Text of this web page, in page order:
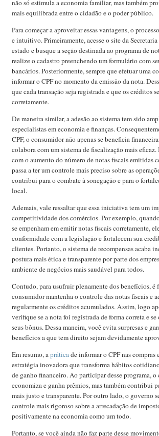
não só estimula a economia familiar, mas também
mais equilibrada entre o cidadão e o poder público.
Para começar a aproveitar essas vantagens, o
e intuitivo. Primeiramente, acesse o site da Secretaria
estado e busque a seção destinada ao programa de
realize o cadastro preenchendo um formulário com
bancários. Posteriormente, sempre que efetuar uma
informar o CPF no momento da emissão da nota.
que cada transação seja registrada e que os créditos
corretamente.
De maneira similar, a adesão ao sistema tem sido
especialistas em economia e finanças.
CPF, o consumidor não apenas se beneficia
colabora com um sistema de fiscalização mais eficaz.
com o aumento do número de notas fiscais emitidas
passa a ter um controle mais preciso sobre as
contribui para o combate à sonegação e para o
local.
Ademais, vale ressaltar que essa iniciativa tem um
competitividade dos comércios. Por exemplo,
se empenham em emitir notas fiscais corretamente,
conformidade com a legislação e fortalecem sua
clientes. Portanto, o sistema de recompensas acaba
postura mais ética e transparente por parte dos
ambiente de negócios mais saudável para todos.
Contudo, para usufruir plenamente dos benefícios, é
consumidor mantenha o controle das notas fiscais e
regularmente os créditos acumulados. Assim, logo
verifique se a nota foi registrada de forma correta e
seus bônus. Dessa maneira, você evita surpresas e
benefícios a que tem direito sejam devidamente
Em resumo, apráticade informar o CPF nas compras
estratégia inovadora que transforma hábitos
de ganho financeiro. Ao participar desse programa,
economiza e ganha prêmios, mas também contribui
mais justo e transparente. Por outro lado, o governo
controle mais rigoroso sobre a arrecadação de
positivamente na economia como um todo.
Portanto, se você ainda não faz parte desse